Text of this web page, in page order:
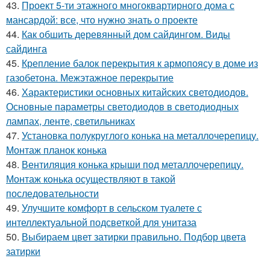
43. Проект 5-ти этажного многоквартирного дома с
мансардой: все, что нужно знать о проекте
44. Как обшить деревянный дом сайдингом. Виды
сайдинга
45. Крепление балок перекрытия к армопоясу в доме из
газобетона. Межэтажное перекрытие
46. Характеристики основных китайских светодиодов.
Основные параметры светодиодов в светодиодных
лампах, ленте, светильниках
47. Установка полукруглого конька на металлочерепицу.
Монтаж планок конька
48. Вентиляция конька крыши под металлочерепицу.
Монтаж конька осуществляют в такой
последовательности
49. Улучшите комфорт в сельском туалете с
интеллектуальной подсветкой для унитаза
50. Выбираем цвет затирки правильно. Подбор цвета
затирки